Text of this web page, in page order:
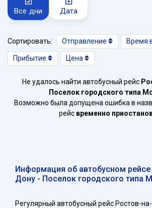
Все дни Дата
Сортировать: Отправление Время
Прибытие Цена
Не удалось найти автобусный рейс
Поселок городского типа
Возможно была допущена ошибка в
рейс временно
Информация об автобусном
Дону - Поселок городского типа
Регулярный автобусный рейс Ростов-